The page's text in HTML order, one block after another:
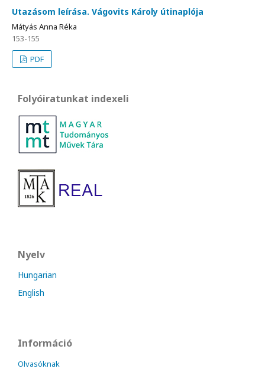
Utazásom leírása. Vágovits Károly útinaplója
Mátyás Anna Réka
153-155
PDF
Folyóiratunkat indexeli
Nyelv
Hungarian
English
Információ
Olvasóknak